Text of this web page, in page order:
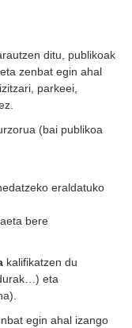
ditu, publikoak
zenbat egin ahal
parkeei,
(bai publikoa
eraldatuko
bere
kalifikatzen du
eta
egin ahal izango